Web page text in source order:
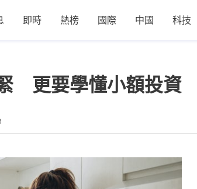
即時 熱榜 國際 中國 科技
更要學懂小額投資